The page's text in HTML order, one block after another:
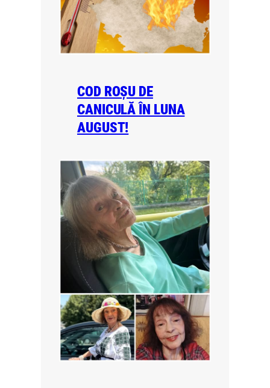
COD ROȘU DE
CANICULĂ ÎN LUNA
AUGUST!